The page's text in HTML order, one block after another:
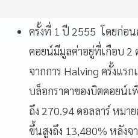
ครั้งที่ 1 ปี 2555 โดยก่อน
คอยน์มีมูลค่าอยู่ที่เกือบ 2
จากการ Halving ครั้งแร
บล็อกราคาของบิตคอยน์เ
ถึง 270.94 ดอลลาร์ หมาย
ขึ้นสูงถึง 13,480% หลังจ